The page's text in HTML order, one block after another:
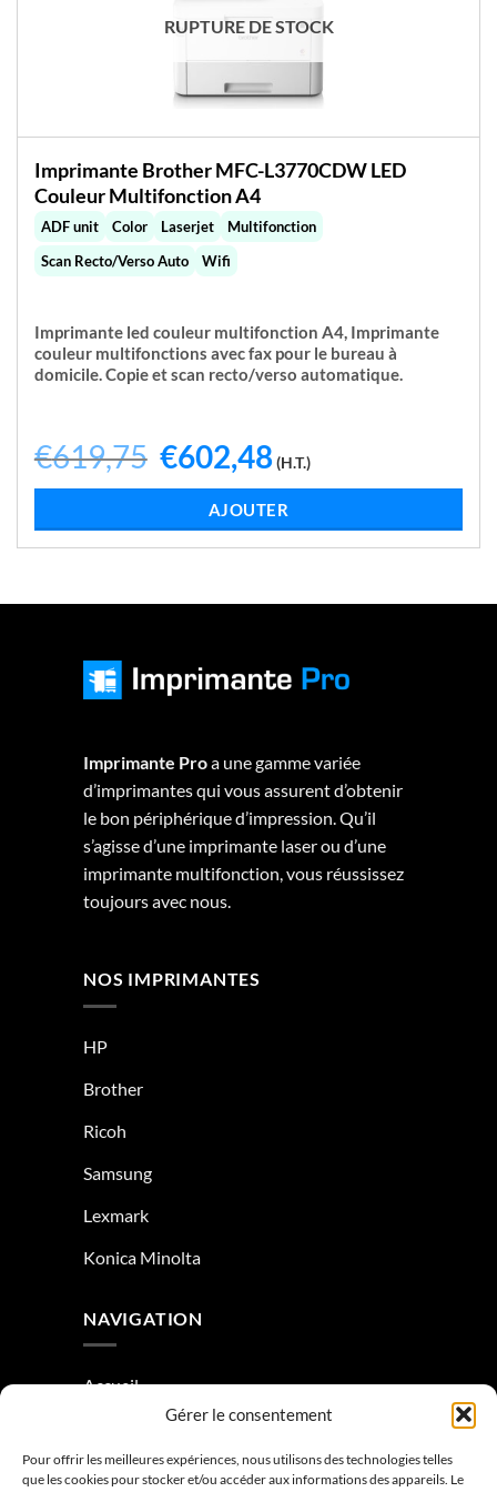
Gérer le consentement
Pour offrir les meilleures expériences, nous utilisons des technologies telles
que les cookies pour stocker et/ou accéder aux informations des appareils. Le
RUPTURE DE STOCK
Imprimante Brother MFC-L3770CDW LED
Couleur Multifonction A4
ADF unit Color Laserjet
Multifonction
Scan Recto/Verso Auto
Wifi
Imprimante led couleur multifonction A4, Imprimante
couleur multifonctions avec fax pour le bureau à
domicile. Copie et scan recto/verso automatique.
€619,75 Le
prix
initial
était :
€619,75.
€602,48prix
actuel
est :
€602,48.
(H.T.)
LIRE LA SUITE
Imprimante Proa une gamme variée
d’imprimantes qui vous assurent d’obtenir
le bon périphérique d’impression. Qu’il
s’agisse d’une imprimante laser ou d’une
imprimante multifonction, vous réussissez
toujours avec nous.
NOS IMPRIMANTES
HP
Brother
Ricoh
Samsung
Lexmark
Konica Minolta
NAVIGATION
Accueil
Condition générale de vente